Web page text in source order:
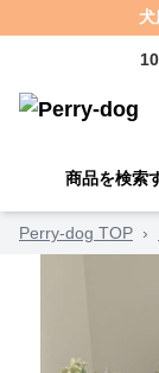
商品を検索
Perry-dog TOP ›